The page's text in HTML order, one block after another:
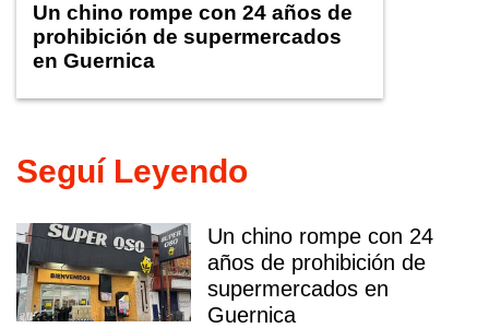
Un chino rompe con 24 años de
prohibición de supermercados
en Guernica
Seguí Leyendo
Un chino rompe con 24
años de prohibición de
supermercados en
Guernica